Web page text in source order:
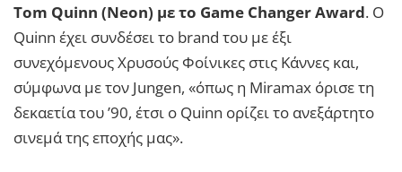
Tom Quinn (Neon) με το Game Changer Award. Ο
Quinn έχει συνδέσει το brand του με έξι
συνεχόμενους Χρυσούς Φοίνικες στις Κάννες και,
σύμφωνα με τον Jungen, «όπως η Miramax όρισε τη
δεκαετία του ’90, έτσι ο Quinn ορίζει το ανεξάρτητο
σινεμά της εποχής μας».